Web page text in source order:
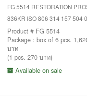
FG 5514 RESTORATION
836KR ISO 806 314 157 504
Product # FG 5514
Package : box of 6 pcs.
บาท
(1 pcs. 270 บาท)
Available on sale